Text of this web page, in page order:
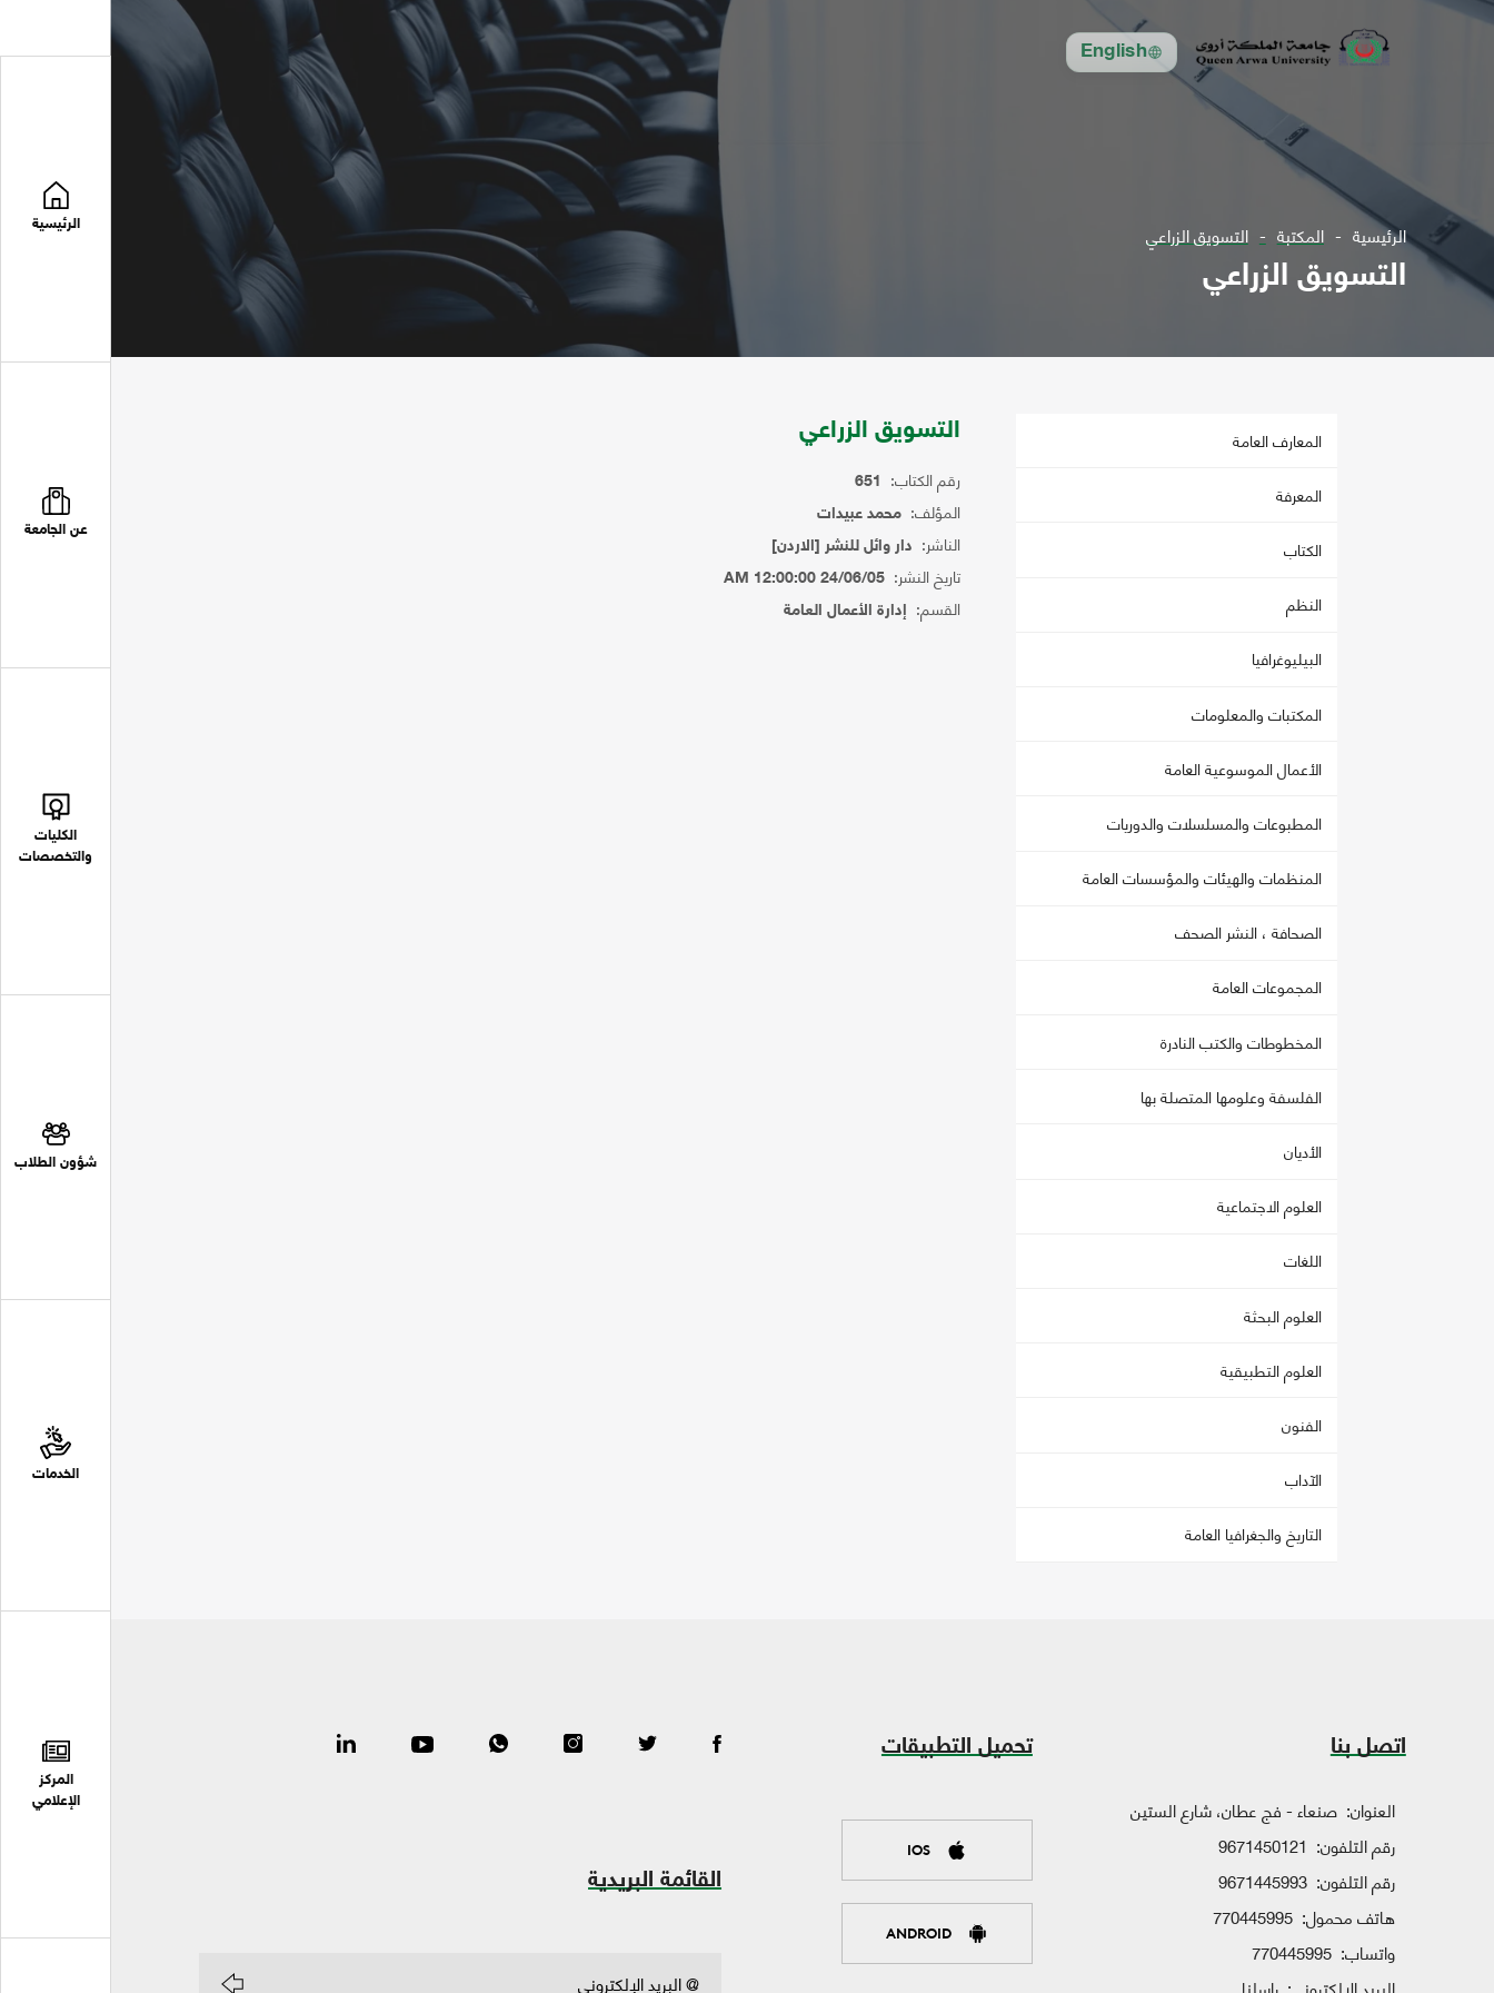
English
الرئيسية
عن الجامعة
الكليات
والتخصصات
شؤون الطلاب
الخدمات
المركز
الإعلامي
الرئيسية المكتبة التسويق الزراعي
التسويق الزراعي
المعارف العامة
المعرفة
الكتاب
النظم
البيليوغرافيا
المكتبات والمعلومات
الأعمال الموسوعية العامة
المطبوعات والمسلسلات والدوريات
المنظمات والهيئات والمؤسسات العامة
الصحافة ، النشر الصحف
المجموعات العامة
المخطوطات والكتب النادرة
الفلسفة وعلومها المتصلة بها
الأديان
العلوم الاجتماعية
اللغات
العلوم البحثة
العلوم التطبيقية
الفنون
الآداب
التاريخ والجغرافيا العامة
التسويق الزراعي
رقم الكتاب: 651
المؤلف: محمد عبيدات
الناشر: دار وائل للنشر [الاردن]
تاريخ النشر: 24/06/05 12:00:00 AM
القسم: إدارة الأعمال العامة
اتصل بنا
العنوان: صنعاء - فج عطان، شارع الستين
رقم التلفون: 9671450121
رقم التلفون: 9671445993
هاتف محمول: 770445995
واتساب: 770445995
تحميل التطبيقات
IOS
ANDROID
القائمة البريدية